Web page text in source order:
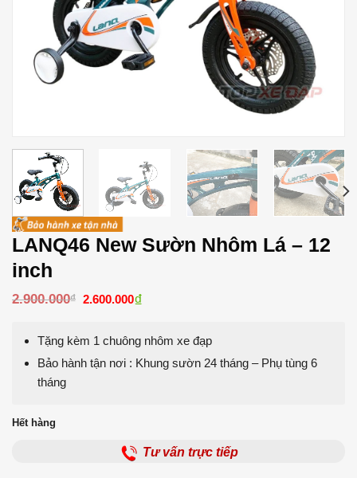
LANQ46 New Sườn Nhôm Lá – 12
inch
2.900.000₫ Giá
2.600.000₫
2.600.000₫.
Tặng kèm 1 chuông nhôm xe đạp
Bảo hành tận nơi : Khung sườn 24 tháng – Phụ tùng 6
tháng
Hết hàng
Tư vấn trực tiếp